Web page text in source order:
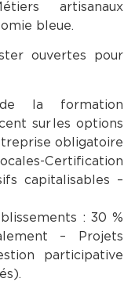
artisanaux
bleue.
ouvertes pour
la formation
sur les options
obligatoire
Certification
capitalisables –
: 30 %
– Projets
participative